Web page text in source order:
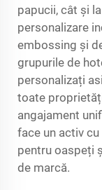
papucii, cât și
personalizare
embossing și
grupurile de
personalizați
toate
angajament
face un activ
pentru oaspeți
de marcă.